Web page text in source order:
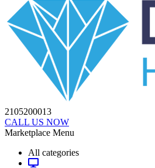
2105200013
CALL US NOW
Marketplace Menu
All categories